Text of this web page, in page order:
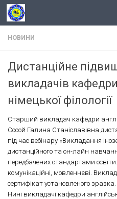
Skip to content
НОВИНИ
Дистанційне
викладачів
німецької філології
Старший викладач кафедри
Сосой Галина Станіславівна
під час вебінару «Викладання
дистанційного та он-лайн
передбачених стандартами
комунікаційні, мовленнєві.
сертифікат установленого зразка.
Нині викладачі кафедри